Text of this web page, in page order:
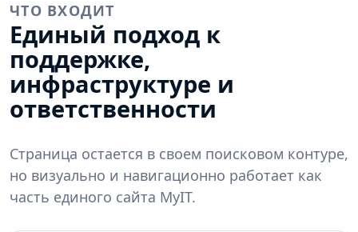
ЧТО ВХОДИТ
Единый подход к
поддержке,
инфраструктуре и
ответственности
Страница остается в своем поисковом контуре,
но визуально и навигационно работает как
часть единого сайта MyIT.